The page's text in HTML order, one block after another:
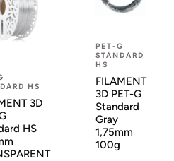
HS
3D
HS
PET-G
STANDARD
HS
FILAMENT
3D PET-G
Standard
Gray
1,75mm
100g